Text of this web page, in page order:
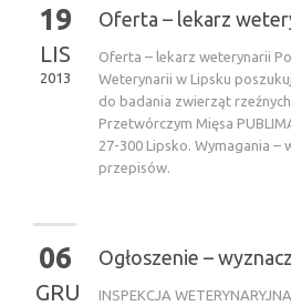
19
LIS
2013
Oferta – lekarz
Oferta – lekarz weterynarii
Weterynarii w Lipsku
do badania zwierząt
Przetwórczym Mięsa
27-300 Lipsko. Wymagania –
przepisów.
06
GRU
Ogłoszenie –
INSPEKCJA